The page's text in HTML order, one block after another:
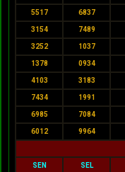
5517 6837
3154 7489
3252 1037
1378 0934
4103 3183
7434 1991
6985 7084
6012 9964
SEN SEL